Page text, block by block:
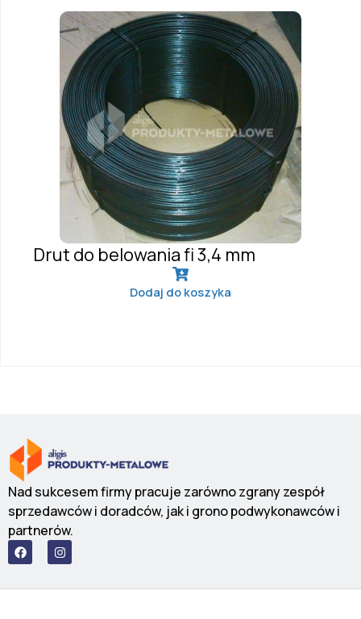
Drut do belowania fi 3,4 mm
Dodaj do koszyka
Nad sukcesem firmy pracuje zarówno zgrany zespół
sprzedawców i doradców, jak i grono podwykonawców i
partnerów.
F
a
c
b
I
n
s
a